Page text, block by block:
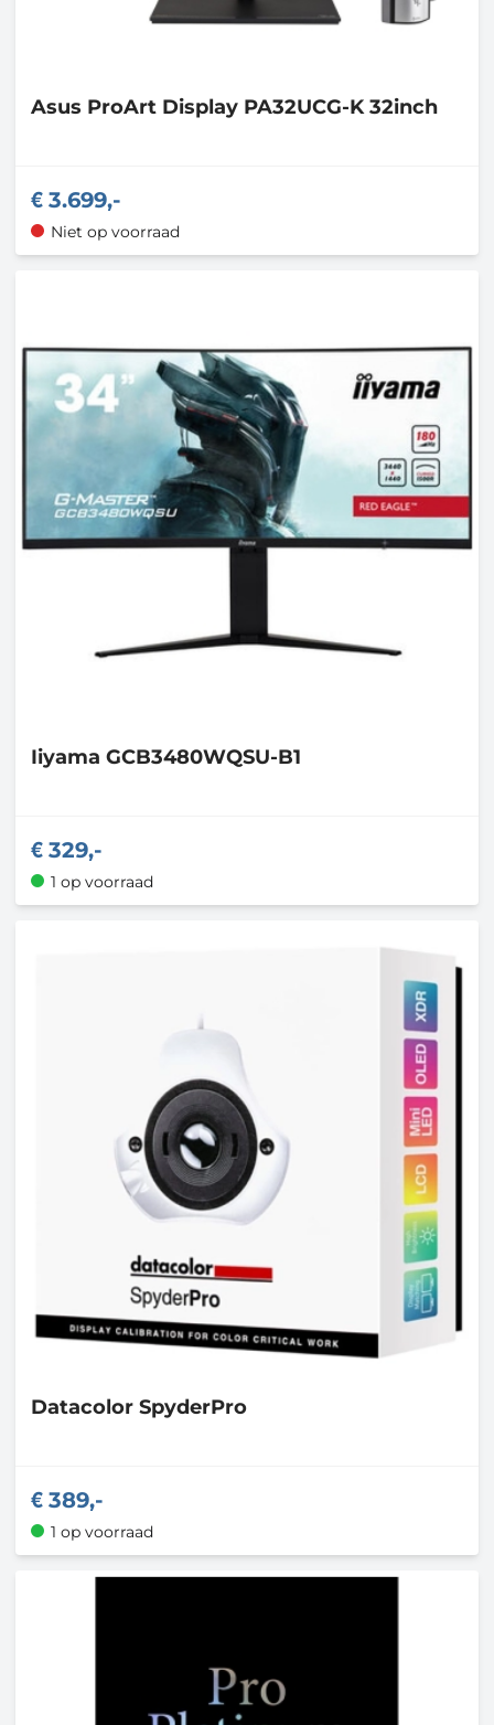
Asus ProArt Display PA32UCG-K 32inch
3.699,-
Niet op voorraad
Iiyama GCB3480WQSU-B1
329,-
1 op voorraad
Datacolor SpyderPro
389,-
1 op voorraad